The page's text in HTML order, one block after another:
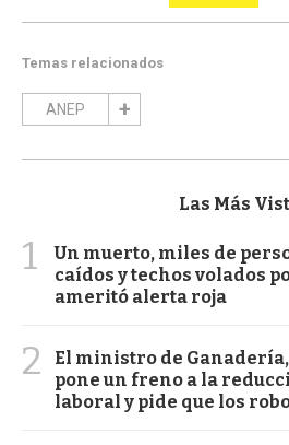
Temas relacionados
ANEP
Las Más
1
Un muerto, miles de
caídos y techos volados
ameritó alerta roja
2
El ministro de
pone un freno a la
laboral y pide que los